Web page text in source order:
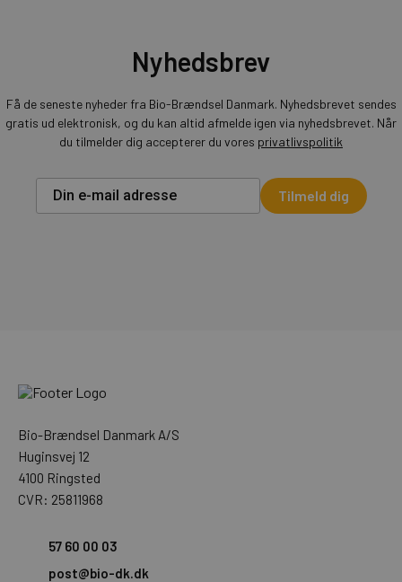
Nyhedsbrev
Få de seneste nyheder fra Bio-Brændsel Danmark. Nyhedsbrevet sendes
gratis ud elektronisk, og du kan altid afmelde igen via nyhedsbrevet. Når
du tilmelder dig accepterer du vores privatlivspolitik
Tilmeld dig
Bio-Brændsel Danmark A/S
Huginsvej 12
4100 Ringsted
CVR: 25811968
57 60 00 03
post@bio-dk.dk